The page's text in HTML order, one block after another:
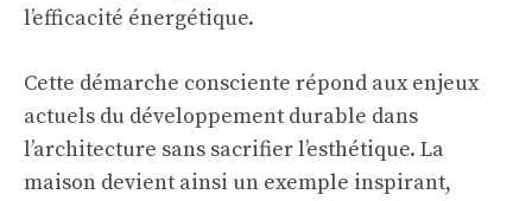
l’efficacité énergétique.
Cette démarche consciente répond aux enjeux
actuels du développement durable dans
l’architecture sans sacrifier l’esthétique. La
maison devient ainsi un exemple inspirant,